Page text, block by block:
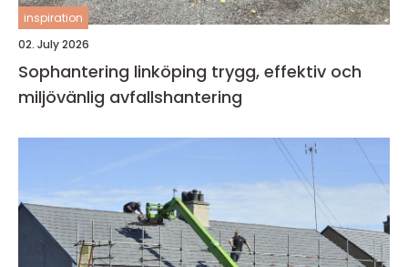
inspiration
02. July 2026
Sophantering linköping trygg, effektiv och
miljövänlig avfallshantering